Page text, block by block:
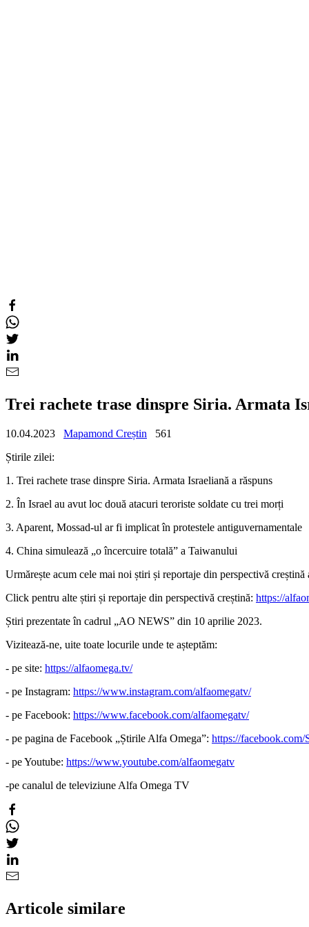
Trei rachete trase dinspre Siria. Armata
10.04.2023 Mapamond Creștin
561
Știrile zilei:
1. Trei rachete trase dinspre Siria. Armata Israeliană a răspuns
2. În Israel au avut loc două atacuri teroriste soldate cu trei morți
3. Aparent, Mossad-ul ar fi implicat în protestele antiguvernamentale
4. China simulează „o încercuire totală” a Taiwanului
Urmărește acum cele mai noi știri și reportaje din perspectivă
Click pentru alte știri și reportaje din perspectivă creștină: https://
Știri prezentate în cadrul „AO NEWS” din 10 aprilie 2023.
Vizitează-ne, uite toate locurile unde te așteptăm:
- pe site: https://alfaomega.tv/
- pe Instagram: https://www.instagram.com/alfaomegatv/
- pe Facebook: https://www.facebook.com/alfaomegatv/
- pe pagina de Facebook „Știrile Alfa Omega”: https://
- pe Youtube: https://www.youtube.com/alfaomegatv
-pe canalul de televiziune Alfa Omega TV
Articole similare